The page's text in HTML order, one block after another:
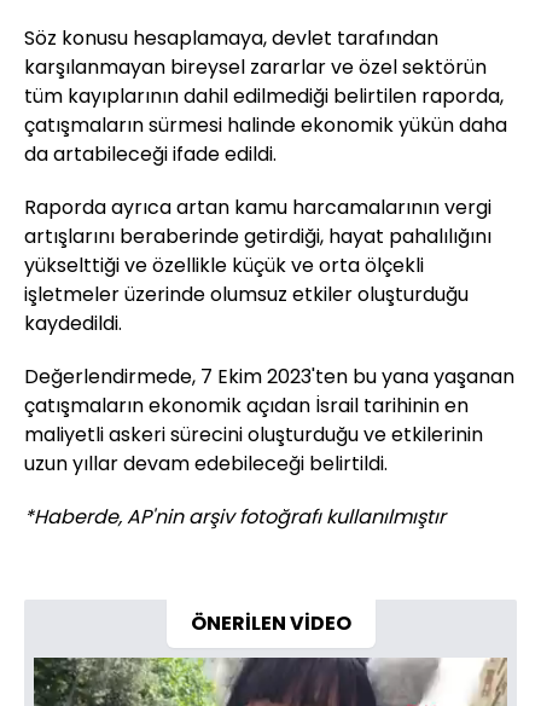
Söz konusu hesaplamaya, devlet tarafından
karşılanmayan bireysel zararlar ve özel sektörün
tüm kayıplarının dahil edilmediği belirtilen raporda,
çatışmaların sürmesi halinde ekonomik yükün daha
da artabileceği ifade edildi.
Raporda ayrıca artan kamu harcamalarının vergi
artışlarını beraberinde getirdiği, hayat pahalılığını
yükselttiği ve özellikle küçük ve orta ölçekli
işletmeler üzerinde olumsuz etkiler oluşturduğu
kaydedildi.
Değerlendirmede, 7 Ekim 2023'ten bu yana yaşanan
çatışmaların ekonomik açıdan İsrail tarihinin en
maliyetli askeri sürecini oluşturduğu ve etkilerinin
uzun yıllar devam edebileceği belirtildi.​​​​​​​
*Haberde, AP'nin arşiv fotoğrafı kullanılmıştır
ÖNERİLEN VİDEO